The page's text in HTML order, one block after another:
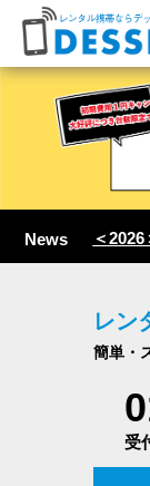
News ＜
レン
簡単・
受